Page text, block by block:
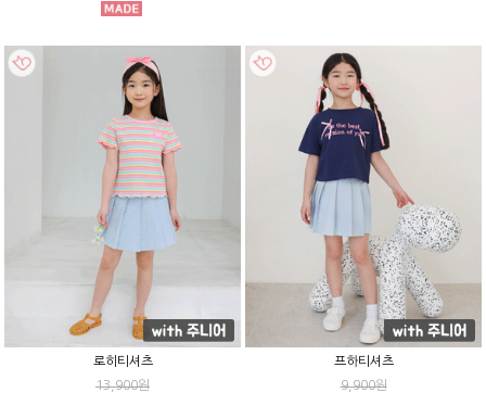
로히티셔츠
13,900원
프하티셔츠
9,900원